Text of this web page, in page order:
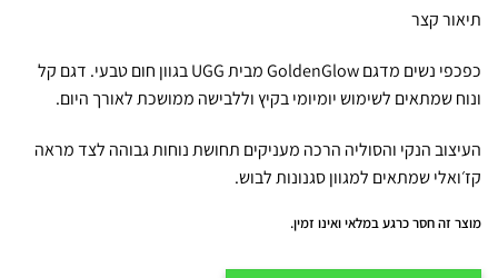
תיאור קצר
כפכפי נשים מדגם GoldenGlow מבית UGG בגוון חום טבעי. דגם קל
ונוח שמתאים לשימוש יומיומי בקיץ וללבישה ממושכת לאורך היום.
העיצוב הנקי והסוליה הרכה מעניקים תחושת נוחות גבוהה לצד מראה
קז׳ואלי שמתאים למגוון סגנונות לבוש.
מוצר זה חסר כרגע במלאי ואינו זמין.